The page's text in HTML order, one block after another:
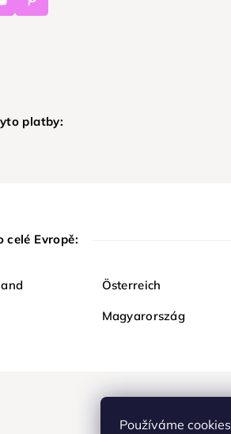
Používáme
platby:
celé Evropě:
Österreich
Magyarország